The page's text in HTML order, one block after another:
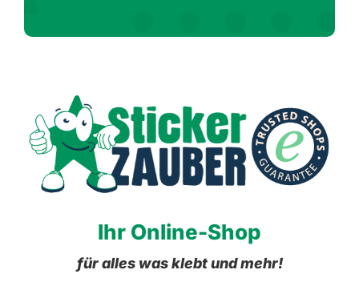
Ihr Online-Shop
für alles was klebt und mehr!